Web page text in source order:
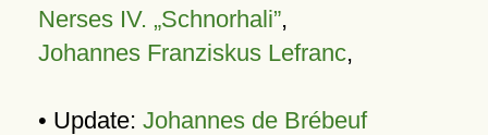
Nerses IV. „Schnorhali”,
Johannes Franziskus Lefranc,
• Update: Johannes de Brébeuf